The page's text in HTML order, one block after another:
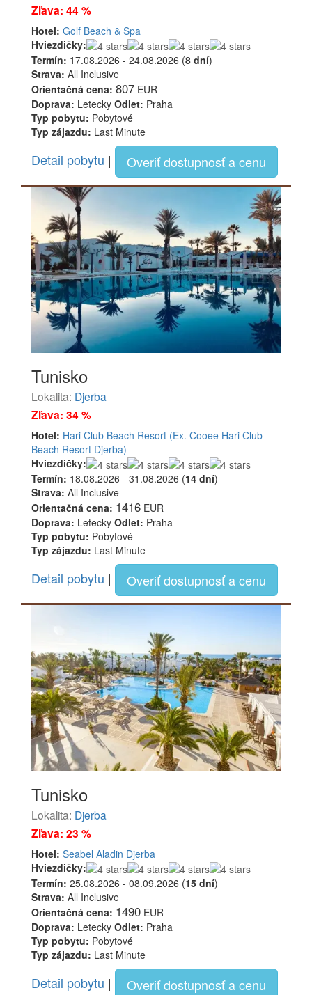
Zľava: 44 %
Hotel: Golf Beach & Spa
Hviezdičky:
Termín: 17.08.2026 - 24.08.2026 (8 dní)
Strava: All Inclusive
Orientačná cena: 807 EUR
Doprava: Letecky Odlet: Praha
Typ pobytu: Pobytové
Typ zájazdu: Last Minute
Detail pobytu | Overiť dostupnosť a cenu
Tunisko
Lokalita: Djerba
Zľava: 34 %
Hotel: Hari Club Beach Resort (Ex. Cooee Hari Club
Beach Resort Djerba)
Hviezdičky:
Termín: 18.08.2026 - 31.08.2026 (14 dní)
Strava: All Inclusive
Orientačná cena: 1416 EUR
Doprava: Letecky Odlet: Praha
Typ pobytu: Pobytové
Typ zájazdu: Last Minute
Detail pobytu | Overiť dostupnosť a cenu
Tunisko
Lokalita: Djerba
Zľava: 23 %
Hotel: Seabel Aladin Djerba
Hviezdičky:
Termín: 25.08.2026 - 08.09.2026 (15 dní)
Strava: All Inclusive
Orientačná cena: 1490 EUR
Doprava: Letecky Odlet: Praha
Typ pobytu: Pobytové
Typ zájazdu: Last Minute
Detail pobytu | Overiť dostupnosť a cenu